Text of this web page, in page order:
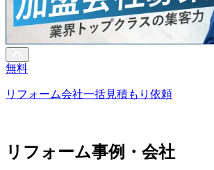
無料
リフォーム会社一括見積もり依頼
リフォーム事例・会社